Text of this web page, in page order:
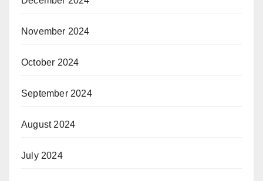
November 2024
October 2024
September 2024
August 2024
July 2024